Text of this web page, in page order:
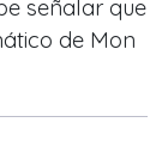
señalar que
de Mon